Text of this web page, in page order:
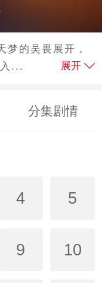
梦的吴畏展开，
...
展开
分集剧情
4 5
9 10